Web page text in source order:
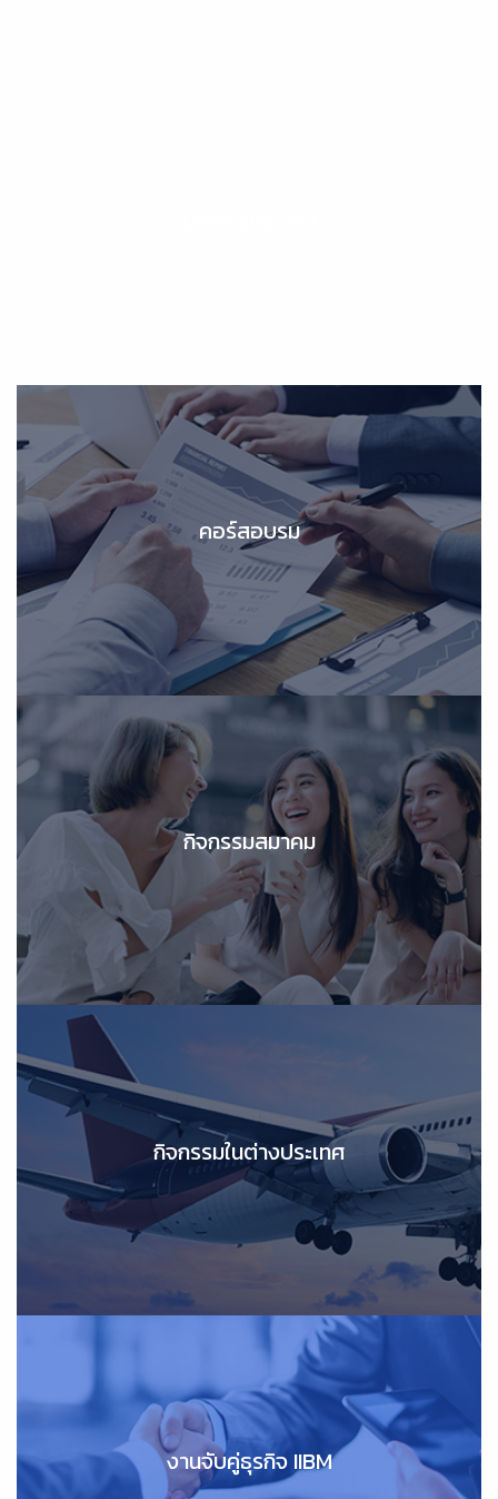
คอร์สอบรม
คอร์สอบรม
กิจกรรมสมาคม
กิจกรรมสมาคม
กิจกรรมในต่างประเทศ
กิจกรรมในต่างประเทศ
งานจับคู่ธุรกิจ IIBM
งานจับคู่ธุรกิจ IIBM